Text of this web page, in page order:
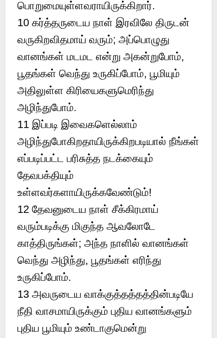
பொறுமையுள்ளவராயிருக்கிறார்.
10கர்த்தருடைய நாள் இரவிலே திருடன்
வருகிறவிதமாய் வரும்; அப்பொழுது
வானங்கள் மடமட என்று அகன்றுபோம்,
பூதங்கள் வெந்து உருகிப்போம், பூமியும்
அதிலுள்ள கிரியைகளுமெரிந்து
அழிந்துபோம்.
11 இப்படி இவைகளெல்லாம்
அழிந்துபோகிறதாயிருக்கிறபடியால் நீங்கள்
எப்படிப்பட்ட பரிசுத்த நடக்கையும்
தேவபக்தியும்
உள்ளவர்களாயிருக்கவேண்டும்!
12தேவனுடைய நாள் சீக்கிரமாய்
வரும்படிக்கு மிகுந்த ஆவலோடே
காத்திருங்கள்; அந்த நாளில் வானங்கள்
வெந்து அழிந்து, பூதங்கள் எரிந்து
உருகிப்போம்.
13அவருடைய வாக்குத்தத்தத்தின்படியே
நீதி வாசமாயிருக்கும் புதிய வானங்களும்
புதிய பூமியும் உண்டாகுமென்று